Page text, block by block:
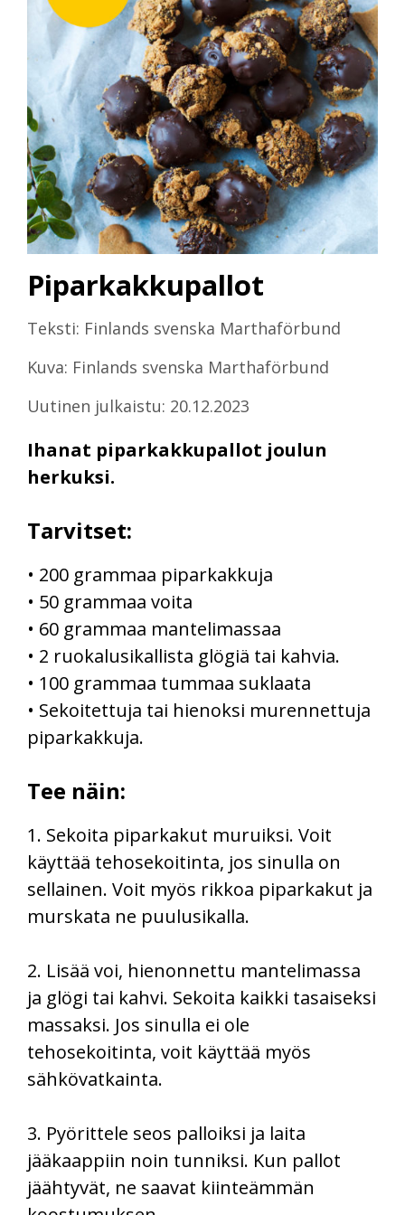
Piparkakkupallot
Teksti: Finlands svenska Marthaförbund
Kuva: Finlands svenska Marthaförbund
Uutinen julkaistu: 20.12.2023
Ihanat piparkakkupallot joulun
herkuksi.
Tarvitset:
• 200 grammaa piparkakkuja
• 50 grammaa voita
• 60 grammaa mantelimassaa
• 2 ruokalusikallista glögiä tai kahvia.
• 100 grammaa tummaa suklaata
• Sekoitettuja tai hienoksi murennettuja
piparkakkuja.
Tee näin:
1. Sekoita piparkakut muruiksi. Voit
käyttää tehosekoitinta, jos sinulla on
sellainen. Voit myös rikkoa piparkakut ja
murskata ne puulusikalla.
2. Lisää voi, hienonnettu mantelimassa
ja glögi tai kahvi. Sekoita kaikki tasaiseksi
massaksi. Jos sinulla ei ole
tehosekoitinta, voit käyttää myös
sähkövatkainta.
3. Pyörittele seos palloiksi ja laita
jääkaappiin noin tunniksi. Kun pallot
jäähtyvät, ne saavat kiinteämmän